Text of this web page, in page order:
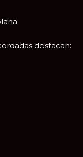
destacan: